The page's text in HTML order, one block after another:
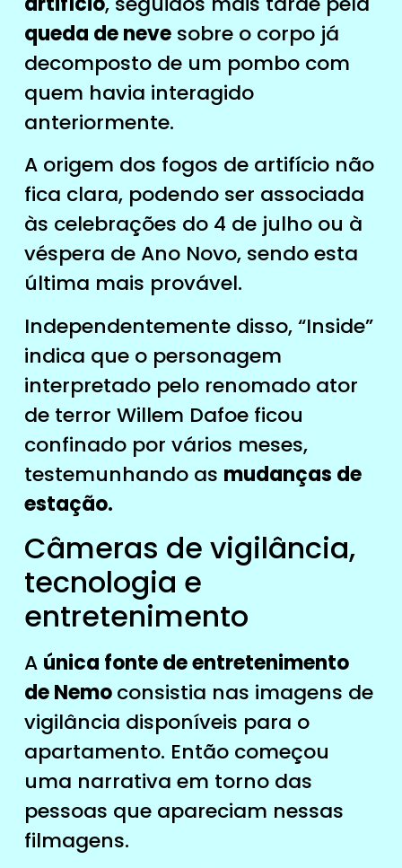
queda de nevesobre o corpo já
decomposto de um pombo com
quem havia interagido
anteriormente.
A origem dos fogos de artifício não
fica clara, podendo ser associada
às celebrações do 4 de julho ou à
véspera de Ano Novo, sendo esta
última mais provável.
Independentemente disso, “Inside”
indica que o personagem
interpretado pelo renomado ator
de terror Willem Dafoe ficou
confinado por vários meses,
testemunhando as mudanças de
estação.
Câmeras de vigilância,
tecnologia e
entretenimento
A única fonte de entretenimento
de Nemoconsistia nas imagens de
vigilância disponíveis para o
apartamento. Então começou
uma narrativa em torno das
pessoas que apareciam nessas
filmagens.